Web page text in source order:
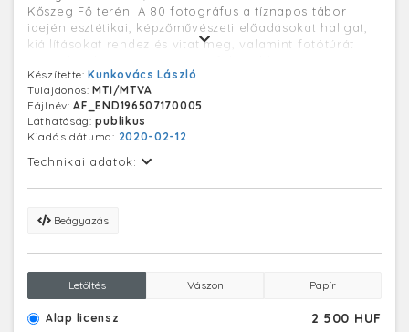
Kőszeg Fő terén. A 80 fotográfus a tíznapos tábor
idején esztétikai, képzőművészeti előadásokat hallgat,
kiállításokat rendez és vitat meg, valamint fotótúrát
pontos helye ismeretlen.
Készítette:Kunkovács László
Tulajdonos:MTI/MTVA
Fájlnév:AF_END196507170005
Láthatóság:publikus
Kiadás dátuma: 2020-02-12
Technikai adatok:
Beágyazás
Letöltés Vászon Papír
Alap licensz 2 500 HUF